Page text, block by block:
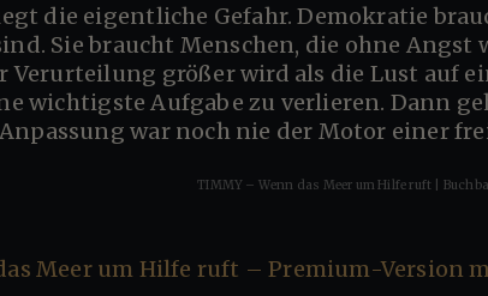
die eigentliche Gefahr. Demokratie
Sie braucht Menschen, die ohne Angst
Verurteilung größer wird als die Lust auf
wichtigste Aufgabe zu verlieren. Dann
war noch nie der Motor einer
TIMMY – Wenn das Meer um Hilfe ruft |